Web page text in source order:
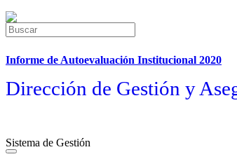
Informe de Autoevaluación Institucional 2020
Dirección de Gestión y
Sistema de Gestión